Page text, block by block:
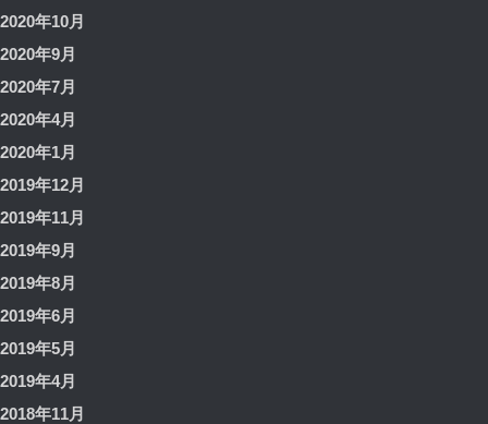
2020年10月
2020年9月
2020年7月
2020年4月
2020年1月
2019年12月
2019年11月
2019年9月
2019年8月
2019年6月
2019年5月
2019年4月
2018年11月